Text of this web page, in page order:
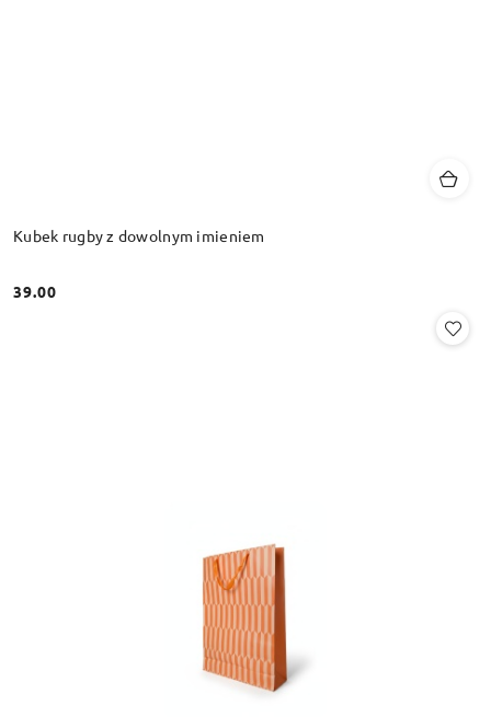
Kubek rugby z dowolnym imieniem
Cena:
39.00